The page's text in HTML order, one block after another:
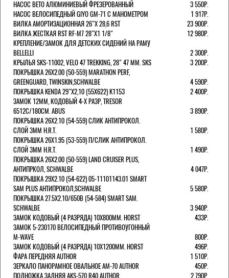
НАСОС BETO АЛЮМИНИЕВЫЙ ФРЕЗЕРОВАННЫЙ
3 550Р.
НАСОС ВЕЛОСИПЕДНЫЙ GIYO GM-71 С МАНОМЕТРОМ
1 917Р.
ВИЛКА АМОРТИЗАЦИОННАЯ 26"Х 28,6 RST
23 900Р.
ВИЛКА ЖЕСТКАЯ RST RF-M7 28"Х1 1/8"
12 980Р.
КРЕПЛЕНИЕ/ЗАМОК ДЛЯ ДЕТСКИХ СИДЕНИЙ НА РАМУ
BELLELLI
2 300Р.
КРЫЛЬЯ SKS-11002, VELO 47 TREKKING, 28" 47 ММ. SKS
3 200Р.
ПОКРЫШКА 26X2.00 (50-559) MARATHON PERF,
GREENGUARD, TWINSKIN,SCHWALBE
4 590Р.
ПОКРЫШКА KENDA 29"Х2,10 (55X622) K1153
2 400Р.
ЗАМОК 12ММ, КОДОВЫЙ 4-Х РАЗР, TRESOR
6512C/180СМ. ABUS
3 890Р.
ПОКРЫШКА 26X2.10 (54-559) СЛИК АНТИПРОКОЛ.
СЛОЙ 3ММ H.R.T.
1 580Р.
ПОКРЫШКА 26X1.95 (53-559) П/СЛИК АНТИПРОКОЛ.
СЛОЙ 3ММ H.R.T.
1 490Р.
ПОКРЫШКА 26X2.00 (50-559) LAND CRUISER PLUS,
АНТИПРКОЛ, SCHWALBE
4 047Р.
ПОКРЫШКА 29X2.10 (54-622) 05-11101143.01 SMART
SAM PLUS АНТИПРОКОЛ,SCHWALBE
5 580Р.
ПОКРЫШКА 27.5X2.10/650B (54-584) SMART SAM.
SCHWALBE
3 940Р.
ЗАМОК КОДОВЫЙ (4 РАЗРЯДА) 10Х800ММ. HORST
433Р.
ЗАМОК 5-230170 ВЕЛОСИПЕДНЫЙ ПРОТИВОУГОННЫЙ
M-WAVE
800Р.
ЗАМОК КОДОВЫЙ (4 РАЗРЯДА) 10Х1200ММ. HORST
496Р.
ФАРА ПЕРЕДНЯЯ AUTHOR
1 510Р.
ЗЕРКАЛО ПАНОРАМНОЕ ОВАЛЬНОЕ AM-70 AUTHOR
450Р.
ПОДНОЖКА ЗАДНЯЯ AKS-570 R40 AUTHOR
2 790Р.